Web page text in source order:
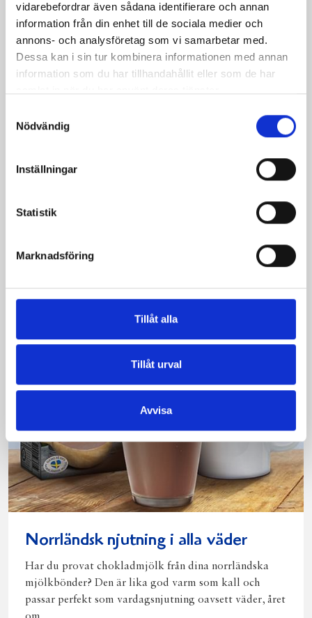
vidarebefordrar även sådana identifierare och annan
information från din enhet till de sociala medier och
annons- och analysföretag som vi samarbetar med.
Dessa kan i sin tur kombinera informationen med annan
information som du har tillhandahållit eller som de har
Nödvändig
Inställningar
Statistik
Marknadsföring
Tillåt alla
Tillåt urval
Avvisa
Bäst i test: Norrmejeriers laktosfria
Vi kan stolt konstatera att vår laktosfria Mellanmjölk
200 norrlänningar fick deltog vid provsmakningen. Vår
Läs mer
Norrländsk njutning i alla väder
Har du provat chokladmjölk från dina norrländska
mjölkbönder? Den är lika god varm som kall och
passar perfekt som vardagsnjutning oavsett väder, året